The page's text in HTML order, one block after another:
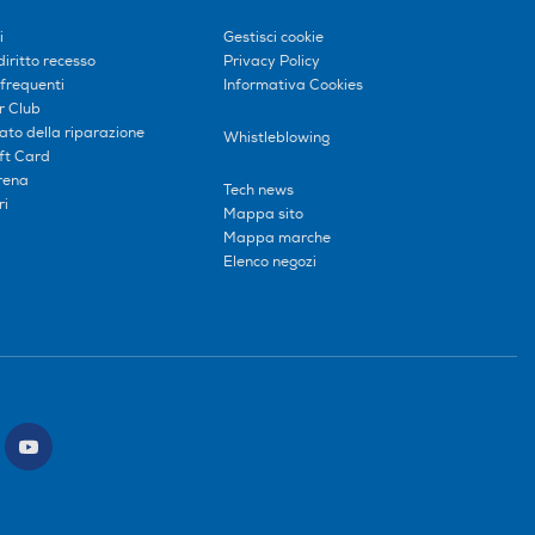
recesso
Club
della riparazione
Card
Gestisci cookie
Privacy Policy
Informativa Cookies
Whistleblowing
Tech news
Mappa sito
Mappa marche
Elenco negozi